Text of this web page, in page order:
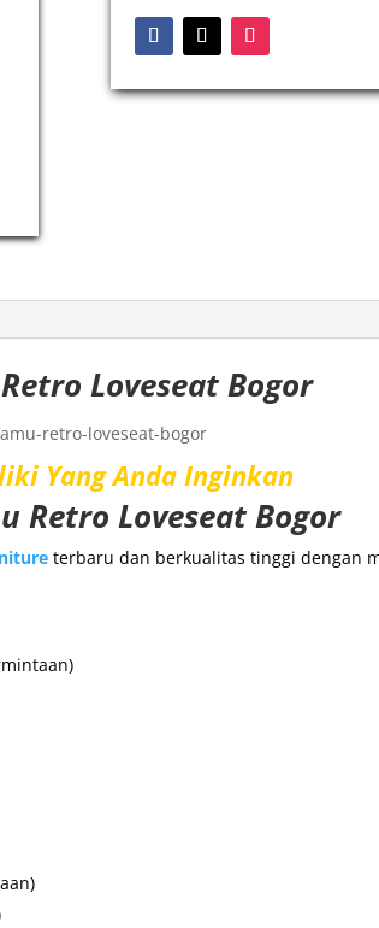
Loveseat Bogor
Yang Anda Inginkan
Retro Loveseat Bogor
terbaru dan berkualitas tinggi dengan